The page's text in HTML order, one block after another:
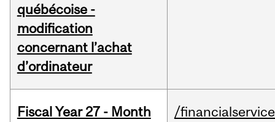
québécoise -
modification
concernant l’achat
d’ordinateur
Fiscal Year 27 - Month
/